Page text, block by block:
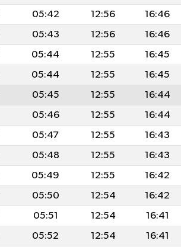
05:42 12:56 16:46
05:43 12:56 16:46
05:44 12:55 16:45
05:44 12:55 16:45
05:45 12:55 16:44
05:46 12:55 16:44
05:47 12:55 16:43
05:48 12:55 16:43
05:49 12:55 16:42
05:50 12:54 16:42
05:51 12:54 16:41
05:52 12:54 16:41